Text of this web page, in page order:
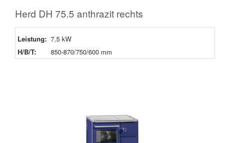
Herd DH 75.5 anthrazit rechts
Leistung: 7,5 kW
H/B/T:
850-870/750/600 mm